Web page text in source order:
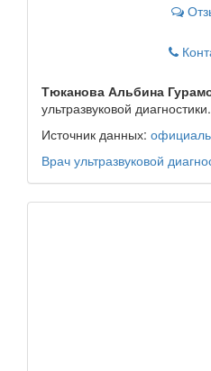
Тюканова Альбина
ультразвуковой диагностики.
Источник данных:
Врач ультразвуковой